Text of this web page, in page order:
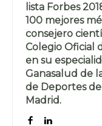
lista Forbes
100 mejores
consejero
Colegio Oficial
en su
Ganasalud de
de Deportes
Madrid.